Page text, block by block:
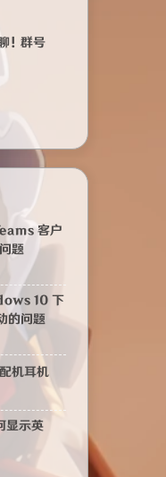
！群号
客户
题
10 下
的问题
机耳机
显示英